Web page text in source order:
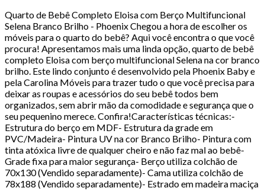
Quarto de Bebê Completo Eloisa com Berço Multifuncional
Selena Branco Brilho - Phoenix Chegou a hora de escolher os
móveis para o quarto do bebê? Aqui você encontra o que você
procura! Apresentamos mais uma linda opção, quarto de bebê
completo Eloisa com berço multifuncional Selena na cor branco
brilho. Este lindo conjunto é desenvolvido pela Phoenix Baby e
pela Carolina Móveis para trazer tudo o que você precisa para
deixar as roupas e acessórios do seu bebê todos bem
organizados, sem abrir mão da comodidade e segurança que o
seu pequenino merece. Confira!Características técnicas:-
Estrutura do berço em MDF- Estrutura da grade em
PVC/Madeira- Pintura UV na cor Branco Brilho- Pintura com
tinta atóxica livre de qualquer cheiro e não faz mal ao bebê-
Grade fixa para maior segurança- Berço utiliza colchão de
70x130 (Vendido separadamente)- Cama utiliza colchão de
78x188 (Vendido separadamente)- Estrado em madeira maciça